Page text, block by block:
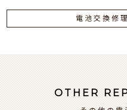
電池交換修
OTHER